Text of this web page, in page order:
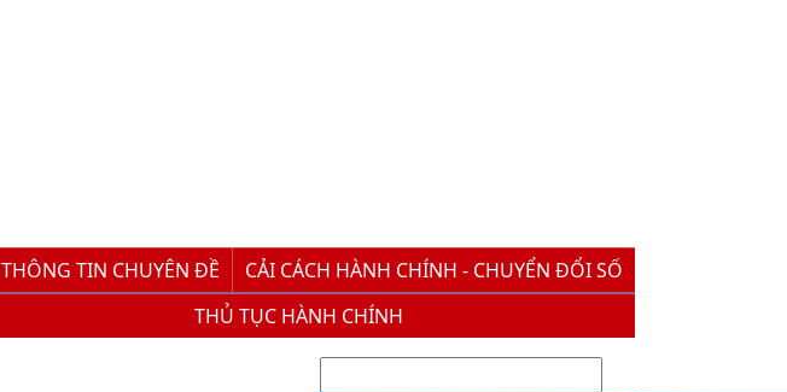
THÔNG TIN CHUYÊN ĐỀ
CẢI CÁCH HÀNH CHÍNH - CHUYỂN ĐỔI SỐ
THỦ TỤC HÀNH CHÍNH